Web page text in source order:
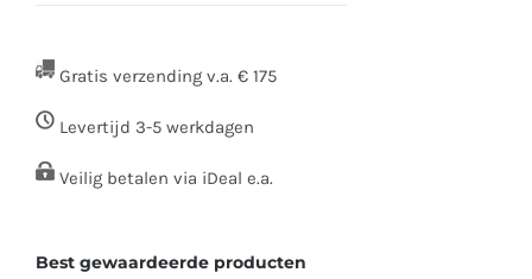
Gratis verzending v.a. € 175
Levertijd 3-5 werkdagen
Veilig betalen via iDeal e.a.
Best gewaardeerde producten